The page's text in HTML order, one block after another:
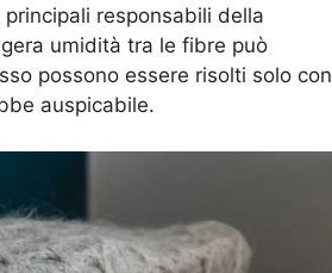
responsabili della
umidità tra le fibre può
possono essere risolti solo con
auspicabile.